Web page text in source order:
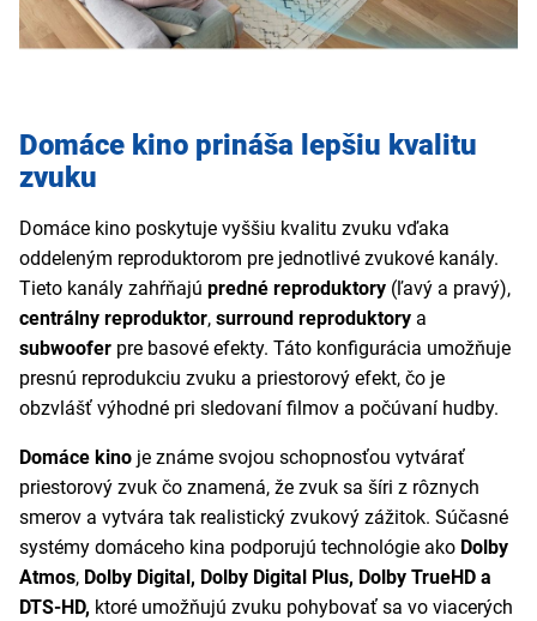
Domáce kino prináša lepšiu kvalitu
zvuku
Domáce kino poskytuje vyššiu kvalitu zvuku vďaka
oddeleným reproduktorom pre jednotlivé zvukové kanály.
Tieto kanály zahŕňajú predné reproduktory (ľavý a pravý),
centrálny reproduktor, surround reproduktory a
subwoofer pre basové efekty. Táto konfigurácia umožňuje
presnú reprodukciu zvuku a priestorový efekt, čo je
obzvlášť výhodné pri sledovaní filmov a počúvaní hudby.
Domáce kino je známe svojou schopnosťou vytvárať
priestorový zvuk čo znamená, že zvuk sa šíri z rôznych
smerov a vytvára tak realistický zvukový zážitok. Súčasné
systémy domáceho kina podporujú technológie ako Dolby
Atmos, Dolby Digital, Dolby Digital Plus, Dolby TrueHD a
DTS-HD, ktoré umožňujú zvuku pohybovať sa vo viacerých